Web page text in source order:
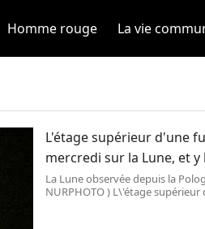
Homme rouge La vie
L'étage supérieur d'une
mercredi sur la Lune, et
La Lune observée depuis la
NURPHOTO ) L\'étage